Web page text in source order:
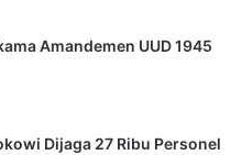
Amandemen UUD 1945
Dijaga 27 Ribu Personel